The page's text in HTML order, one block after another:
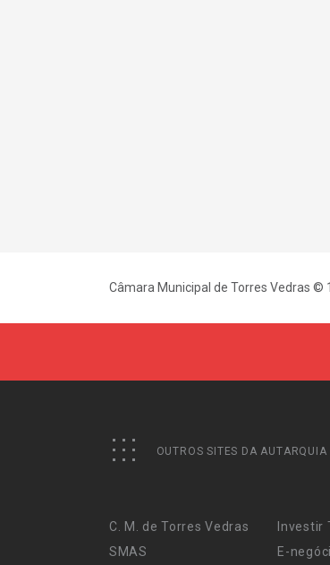
Câmara Municipal de Torres Vedras ©
OUTROS SITES DA AUTARQUIA
C. M. de Torres Vedras
SMAS
Investir
E-